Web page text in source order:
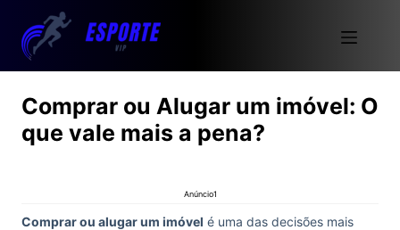
Comprar ou Alugar um imóvel: O
que vale mais a pena?
Anúncio1
Comprar ou alugar um imóvel é uma das decisões mais